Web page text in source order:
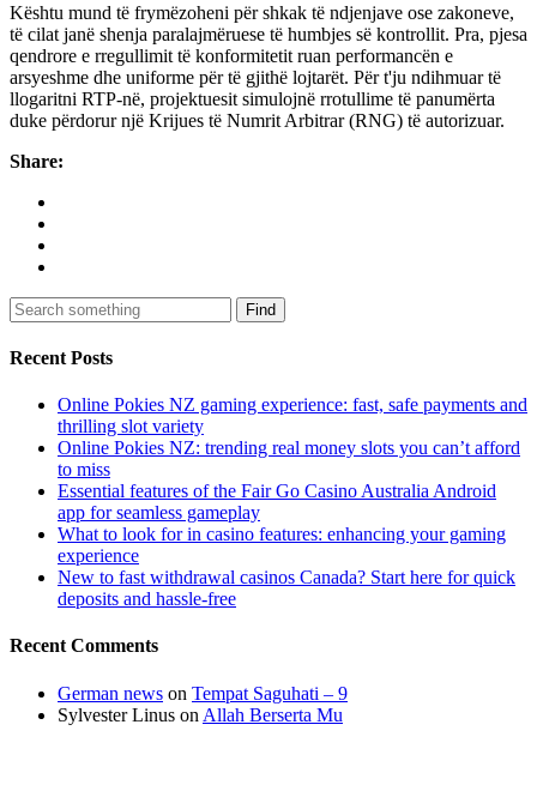
Kështu mund të frymëzoheni për shkak të ndjenjave ose zakoneve,
të cilat janë shenja paralajmëruese të humbjes së kontrollit. Pra, pjesa
qendrore e rregullimit të konformitetit ruan performancën e
arsyeshme dhe uniforme për të gjithë lojtarët. Për t'ju ndihmuar të
llogaritni RTP-në, projektuesit simulojnë rrotullime të panumërta
duke përdorur një Krijues të Numrit Arbitrar (RNG) të autorizuar.
Share:
Find
Recent Posts
Online Pokies NZ gaming experience: fast, safe payments and
thrilling slot variety
Online Pokies NZ: trending real money slots you can’t afford
to miss
Essential features of the Fair Go Casino Australia Android
app for seamless gameplay
What to look for in casino features: enhancing your gaming
experience
New to fast withdrawal casinos Canada? Start here for quick
deposits and hassle-free
Recent Comments
German news on Tempat Saguhati – 9
Sylvester Linus on Allah Berserta Mu